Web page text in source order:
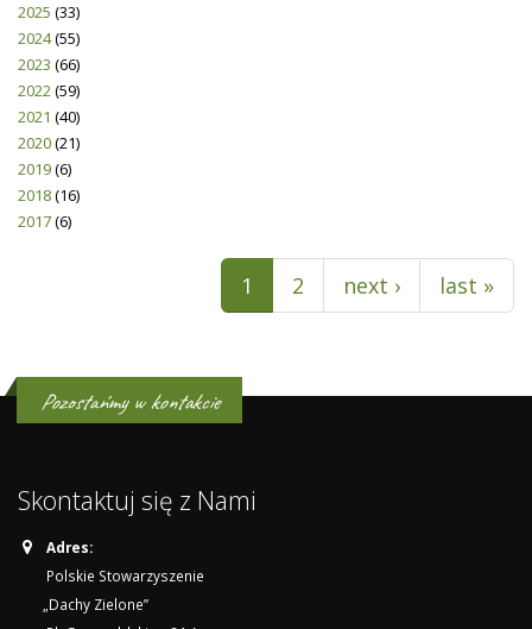
2025 (33)
2024(55)
2023 (66)
2022(59)
2021 (40)
2020(21)
2019(6)
2018(16)
2017(6)
1 2 next › last »
Pozostańmy w kontakcie
Skontaktuj się z Nami
Adres:
Polskie Stowarzyszenie
„Dachy Zielone”